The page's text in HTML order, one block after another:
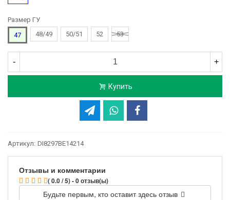
Размер ГУ
47
48/49 50/51 52 53
- +
Купить
Артикул: DI8297BE14214
Отзывы и комментарии
( 0.0 / 5) - 0 отзыв(ы)
Будьте первым, кто оставит здесь отзыв